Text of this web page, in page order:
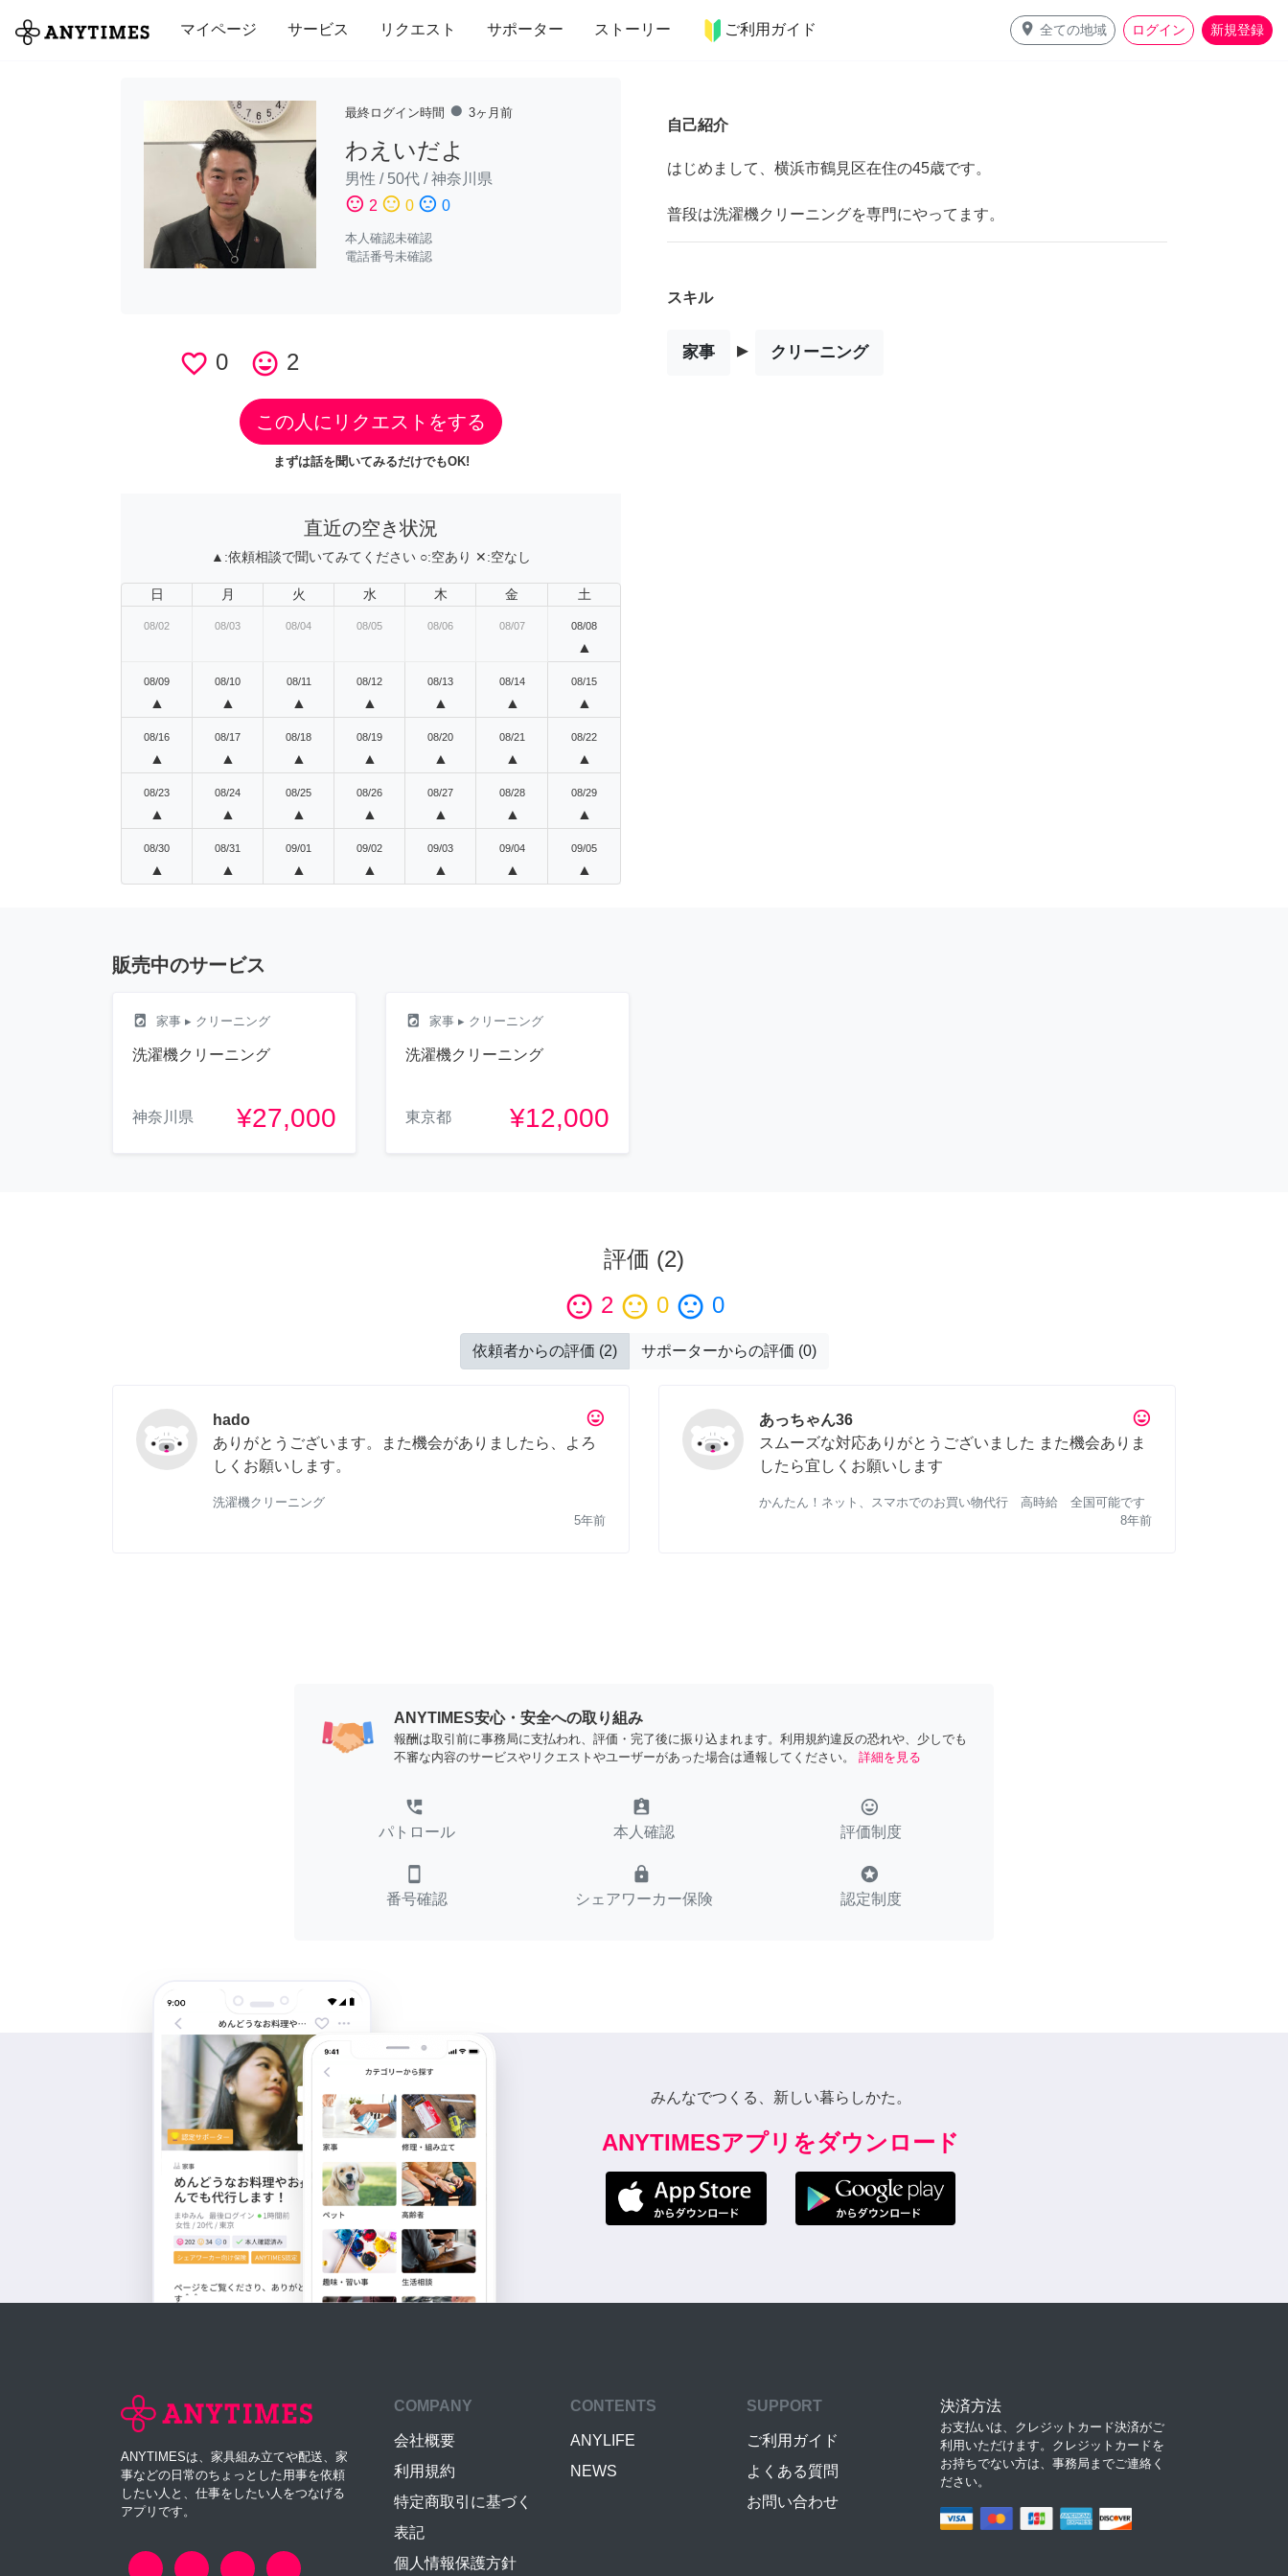
マイページ サービス リクエスト サポーター ストーリー ご利用ガイド place 全ての地域 ログイン 新規登録
全て 修理・組立 家事 引っ越し インテリア 趣味・習い事 ペット 料理
最終ログイン時間 fiber_manual_record 3ヶ月前
わえいだよ
男性 / 50代 /神奈川県
sentiment_satisfied 2 sentiment_neutral 0 sentiment_dissatisfied 0
本人確認未確認
電話番号未確認
favorite_border 0 tag_faces 2
この人にリクエストをする
まずは話を聞いてみるだけでもOK!
直近の空き状況
▲:依頼相談で聞いてみてください ○:空あり ✕:空なし
日 月 火 水 木 金 土
08/02 08/03 08/04 08/05 08/06 08/07 08/08
▲
08/09
▲
08/10
▲
08/11
▲
08/12
▲
08/13
▲
08/14
▲
08/15
▲
08/16
▲
08/17
▲
08/18
▲
08/19
▲
08/20
▲
08/21
▲
08/22
▲
08/23
▲
08/24
▲
08/25
▲
08/26
▲
08/27
▲
08/28
▲
08/29
▲
08/30
▲
08/31
▲
09/01
▲
09/02
▲
09/03
▲
09/04
▲
09/05
▲
自己紹介
はじめまして、横浜市鶴見区在住の45歳です。
普段は洗濯機クリーニングを専門にやってます。
スキル
家事 ▸ クリーニング
販売中のサービス
local_laundry_service 家事 ▸ クリーニング
洗濯機クリーニング
神奈川県 ¥27,000
local_laundry_service 家事 ▸ クリーニング
洗濯機クリーニング
東京都 ¥12,000
評価 (2)
sentiment_satisfied 2 sentiment_neutral 0 sentiment_dissatisfied 0
依頼者からの評価 (2) サポーターからの評価 (0)
tag_faces
hado
ありがとうございます。また機会がありましたら、よろ
しくお願いします。
洗濯機クリーニング
5年前
tag_faces
あっちゃん36
スムーズな対応ありがとうございました また機会ありま
したら宜しくお願いします
かんたん！ネット、スマホでのお買い物代行 高時給 全国可能です
8年前
ANYTIMES安心・安全への取り組み
報酬は取引前に事務局に支払われ、評価・完了後に振り込まれます。利用規約違反の恐れや、少しでも
不審な内容のサービスやリクエストやユーザーがあった場合は通報してください。
詳細を見る
perm_phone_msg
パトロール
assignment_ind
本人確認
tag_faces
評価制度
smartphone
番号確認
lock
シェアワーカー保険
stars
認定制度
みんなでつくる、新しい暮らしかた。
ANYTIMESアプリをダウンロード
ANYTIMESは、家具組み立てや配送、家
事などの日常のちょっとした用事を依頼
したい人と、仕事をしたい人をつなげる
アプリです。
COMPANY
会社概要
利用規約
特定商取引に基づく
表記
個人情報保護方針
CONTENTS
ANYLIFE
NEWS
SUPPORT
ご利用ガイド
よくある質問
お問い合わせ
決済方法
お支払いは、クレジットカード決済がご
利用いただけます。クレジットカードを
お持ちでない方は、事務局までご連絡く
ださい。